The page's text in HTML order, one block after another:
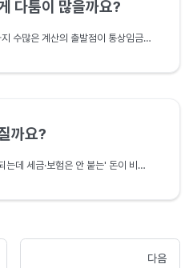
다툼이 많을까요?
연장수당부터 연차수당·퇴직금까지 수많은 계산의 출발점이 통상임금입니다. 통상임금의 정의와 용도, 통상시급을 구하는 산식과 '209시간'의 정체, 무엇이 포함되고 빠지는지, 2024년 대법원 전원합의체가 바꾼 것, 그리고 평균임금과의 차이를 근로기준법과 판례로 정리합니다.
까요?
급여명세서의 식대처럼 '지급은 되는데 세금·보험은 안 붙는' 돈이 비과세입니다. 비과세가 실수령액을 늘리는 원리와, 식대·자가운전보조금의 까다로운 요건을 국세청 유권해석과 실무 사례로 짚어 봅니다.
다음